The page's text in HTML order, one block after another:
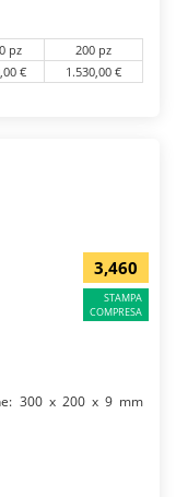
pz
200 pz
€ 1.530,00 €
3,460
STAMPA
COMPRESA
300 x 200 x 9 mm